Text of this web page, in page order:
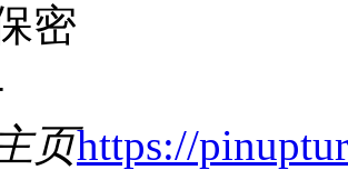
密
页https://